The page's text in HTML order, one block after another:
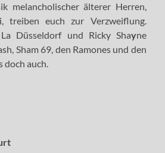
melancholischer älterer Herren,
treiben euch zur Verzweiflung.
Düsseldorf und Ricky Shayne
Sham 69, den Ramones und den
doch auch.